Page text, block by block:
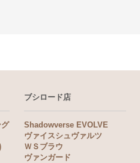
ブシロード店
Shadowverse EVOLVE
ヴァイスシュヴァルツ
ＷＳブラウ
ヴァンガード